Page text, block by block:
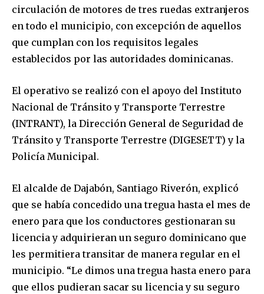
circulación de motores de tres ruedas extranjeros
en todo el municipio, con excepción de aquellos
que cumplan con los requisitos legales
establecidos por las autoridades dominicanas.
El operativo se realizó con el apoyo del Instituto
Nacional de Tránsito y Transporte Terrestre
(INTRANT), la Dirección General de Seguridad de
Tránsito y Transporte Terrestre (DIGESETT) y la
Policía Municipal.
El alcalde de Dajabón, Santiago Riverón, explicó
que se había concedido una tregua hasta el mes de
enero para que los conductores gestionaran su
licencia y adquirieran un seguro dominicano que
les permitiera transitar de manera regular en el
municipio. “Le dimos una tregua hasta enero para
que ellos pudieran sacar su licencia y su seguro